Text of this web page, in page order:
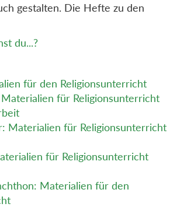
gestalten. Die Hefte zu den
du...?
für den Religionsunterricht
für Religionsunterricht
Materialien für Religionsunterricht
für Religionsunterricht
Materialien für den